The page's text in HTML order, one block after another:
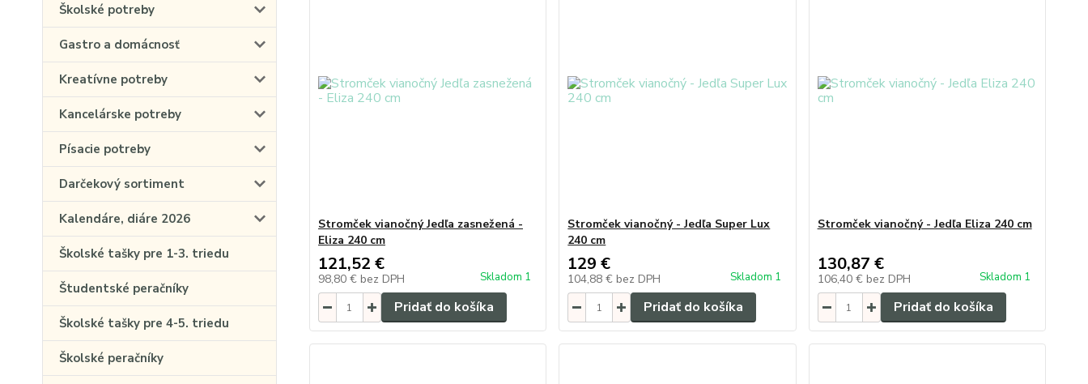
Školské potreby
Gastro a domácnosť
Kreatívne potreby
Kancelárske potreby
Písacie potreby
Darčekový sortiment
Kalendáre, diáre 2026
Školské tašky pre 1-3. triedu
Študentské peračníky
Školské tašky pre 4-5. triedu
Školské peračníky
Stromček vianočný Jedľa zasnežená -
Eliza 240 cm
121,52 €
98,80 € bez DPH Skladom 1
Pridať do košíka
Stromček vianočný - Jedľa Super Lux
240 cm
129 €
104,88 € bez DPH Skladom 1
Pridať do košíka
Stromček vianočný - Jedľa Eliza 240 cm
130,87 €
106,40 € bez DPH Skladom 1
Pridať do košíka